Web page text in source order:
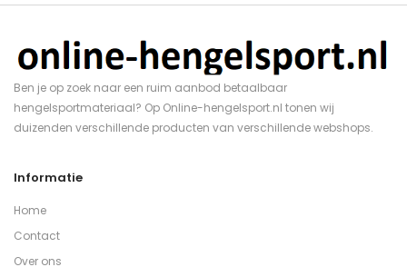
Ben je op zoek naar een ruim aanbod betaalbaar
hengelsportmateriaal? Op Online-hengelsport.nl tonen wij
duizenden verschillende producten van verschillende webshops.
Informatie
Home
Contact
Over ons